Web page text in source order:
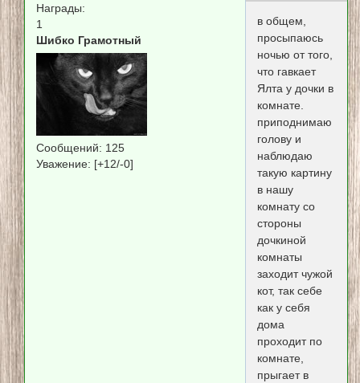
Награды:
1
Шибко Грамотный
Сообщений: 125
Уважение: [+12/-0]
в общем,
просыпаюсь
ночью от того,
что гавкает
Ялта у дочки в
комнате.
приподнимаю
голову и
наблюдаю
такую картину
в нашу
комнату со
стороны
дочкиной
комнаты
заходит чужой
кот, так себе
как у себя
дома
проходит по
комнате,
прыгает в